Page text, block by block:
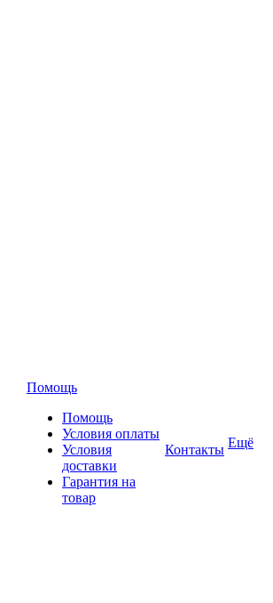
Помощь
Помощь
Условия оплаты
Условия
доставки
Гарантия на
товар
Контакты Ещё